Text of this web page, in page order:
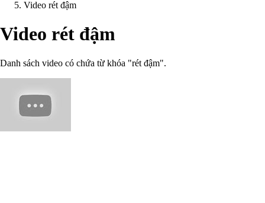
Video rét đậm
Video rét đậm
Danh sách video có chứa từ khóa "rét đậm".